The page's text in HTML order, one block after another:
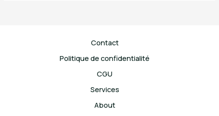
Contact
Politique de confidentialité
CGU
Services
About